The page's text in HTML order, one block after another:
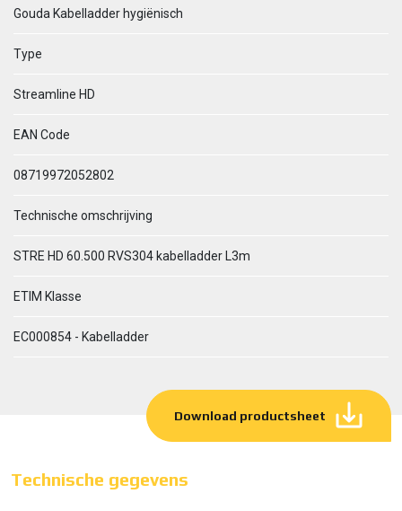
Gouda Kabelladder hygiënisch
Type
Streamline HD
EAN Code
08719972052802
Technische omschrijving
STRE HD 60.500 RVS304 kabelladder L3m
ETIM Klasse
EC000854 - Kabelladder
Download productsheet
Technische gegevens